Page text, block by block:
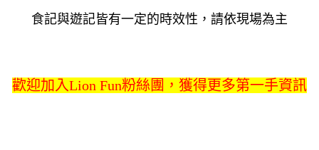
食記與遊記皆有一定的時效性，請依現場為主
歡迎加入Lion Fun粉絲團，獲得更多第一手資訊